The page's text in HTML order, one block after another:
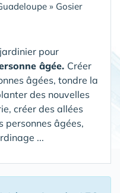
» Gosier
pour
âgée. Créer
âgées, tondre la
des nouvelles
créer des allées
personnes âgées,
...